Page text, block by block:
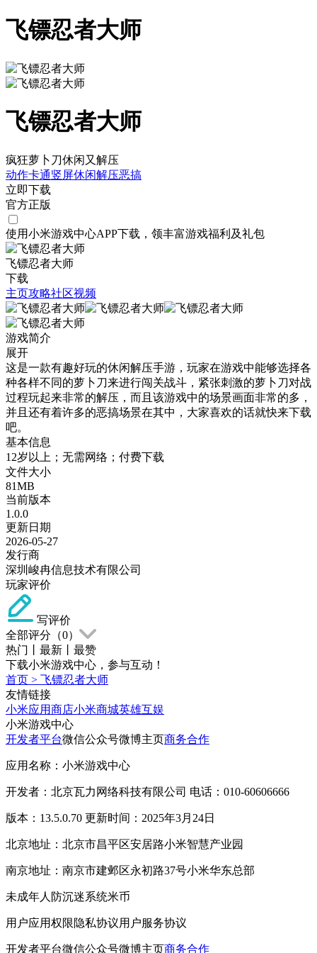
飞镖忍者大师
飞镖忍者大师
疯狂萝卜刀休闲又解压
动作卡通竖屏休闲解压恶搞
立即下载
官方正版
使用小米游戏中心APP下载 ，领丰富游戏福利 及礼包
飞镖忍者大师
下载
主页攻略社区视频
游戏简介
展开
这是一款有趣好玩的休闲解压手游，玩家在游戏中能够选择各
种各样不同的萝卜刀来进行闯关战斗，紧张刺激的萝卜刀对战
过程玩起来非常的解压，而且该游戏中的场景画面非常的多，
并且还有着许多的恶搞场景在其中，大家喜欢的话就快来下载
吧。
基本信息
12岁以上；无需网络；付费下载
文件大小
81MB
当前版本
1.0.0
更新日期
2026-05-27
发行商
深圳峻冉信息技术有限公司
玩家评价
写评价
全部评分（0）
热门
最新
最赞
下载小米游戏中心，参与互动！
首页 > 飞镖忍者大师
友情链接
小米应用商店小米商城英雄互娱
小米游戏中心
开发者平台微信公众号微博主页商务合作
应用名称：小米游戏中心
开发者：北京瓦力网络科技有限公司 电话：010-60606666
版本：13.5.0.70 更新时间：2025年3月24日
北京地址：北京市昌平区安居路小米智慧产业园
南京地址：南京市建邺区永初路37号小米华东总部
未成年人防沉迷系统米币
用户应用权限隐私协议用户服务协议
开发者平台微信公众号微博主页商务合作